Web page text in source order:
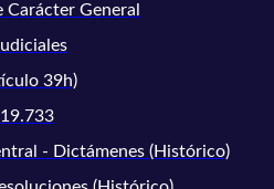
Carácter General
39h)
- Dictámenes (Histórico)